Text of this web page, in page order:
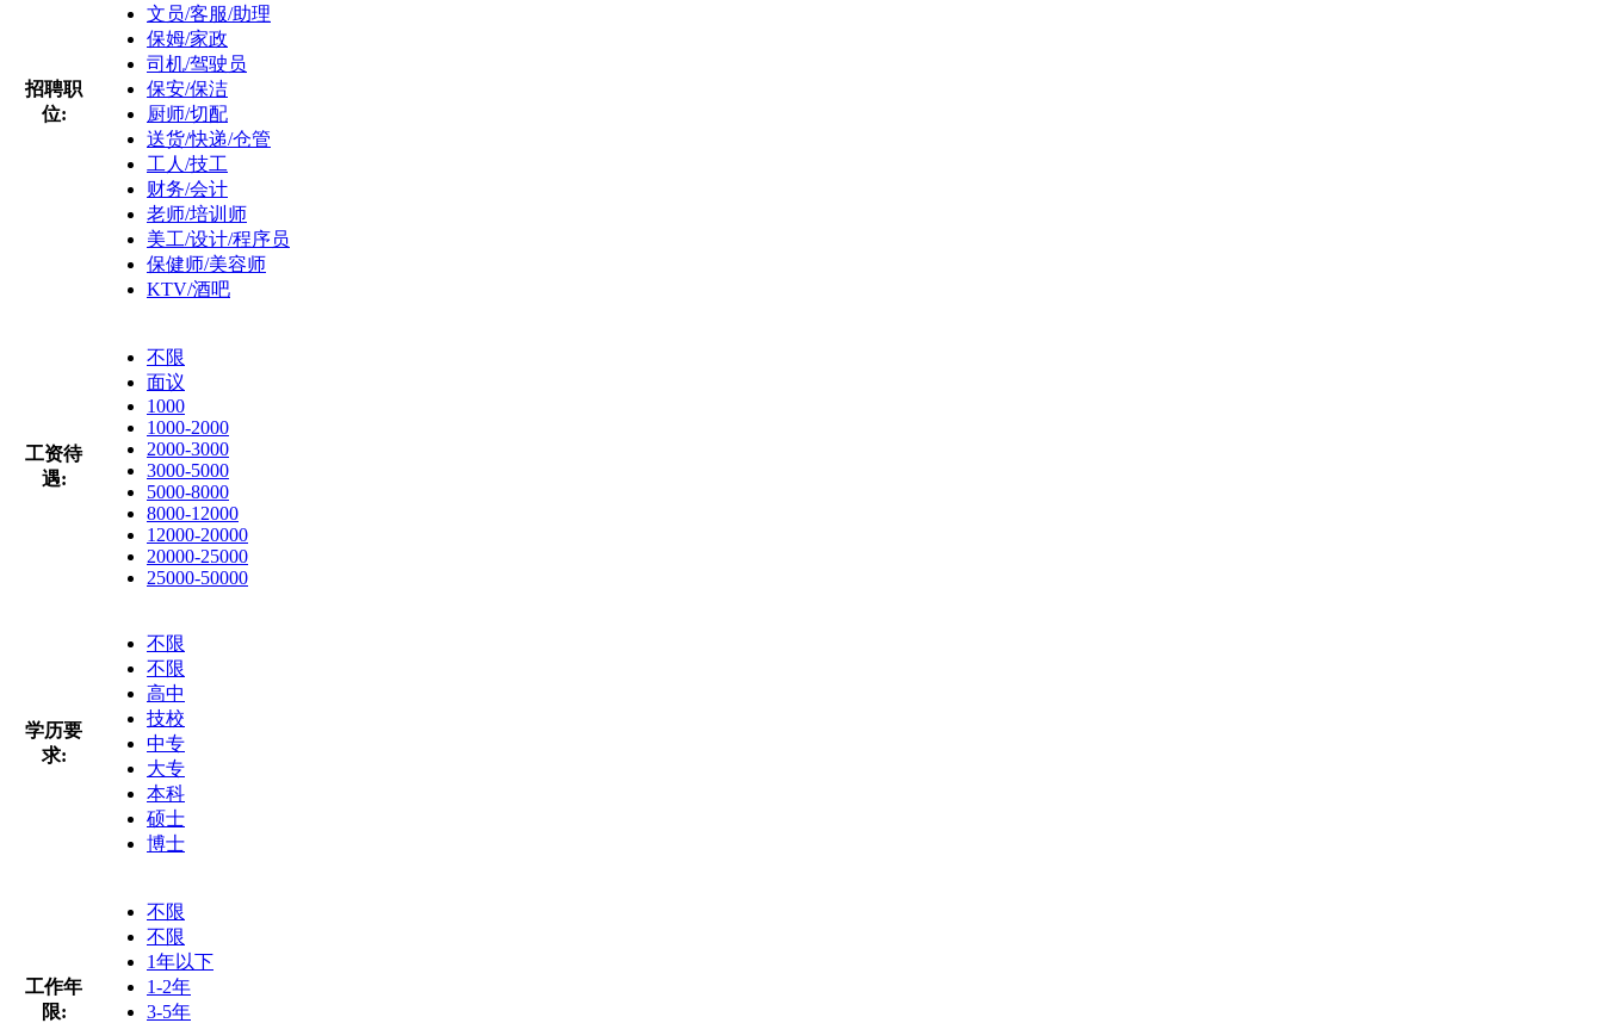
招聘职
位:
文员/客服/助理
保姆/家政
司机/驾驶员
保安/保洁
厨师/切配
送货/快递/仓管
工人/技工
财务/会计
老师/培训师
美工/设计/程序员
保健师/美容师
KTV/酒吧
工资待
遇:
不限
面议
1000
1000-2000
2000-3000
3000-5000
5000-8000
8000-12000
12000-20000
20000-25000
25000-50000
学历要
求:
不限
不限
高中
技校
中专
大专
本科
硕士
博士
工作年
限:
不限
不限
1年以下
1-2年
3-5年